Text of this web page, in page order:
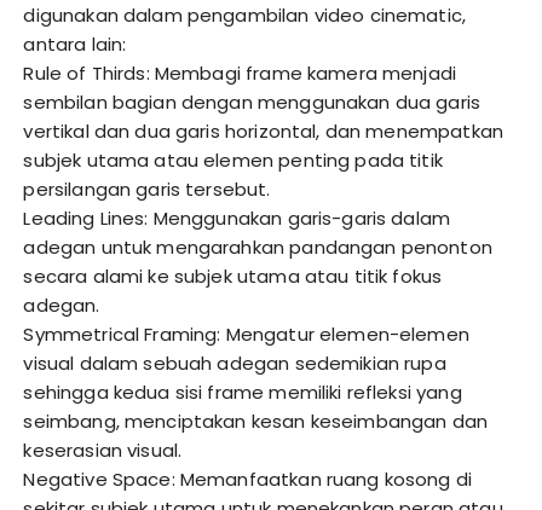
digunakan dalam pengambilan video cinematic,
antara lain:
Rule of Thirds: Membagi frame kamera menjadi
sembilan bagian dengan menggunakan dua garis
vertikal dan dua garis horizontal, dan menempatkan
subjek utama atau elemen penting pada titik
persilangan garis tersebut.
Leading Lines: Menggunakan garis-garis dalam
adegan untuk mengarahkan pandangan penonton
secara alami ke subjek utama atau titik fokus
adegan.
Symmetrical Framing: Mengatur elemen-elemen
visual dalam sebuah adegan sedemikian rupa
sehingga kedua sisi frame memiliki refleksi yang
seimbang, menciptakan kesan keseimbangan dan
keserasian visual.
Negative Space: Memanfaatkan ruang kosong di